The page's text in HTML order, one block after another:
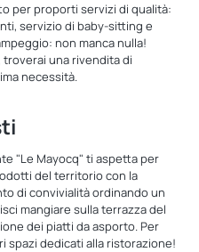
per proporti servizi di qualità:
servizio di baby-sitting e
non manca nulla!
una rivendita di
necessità.
"Le Mayocq" ti aspetta per
del territorio con la
di convivialità ordinando un
mangiare sulla terrazza del
dei piatti da asporto. Per
spazi dedicati alla ristorazione!